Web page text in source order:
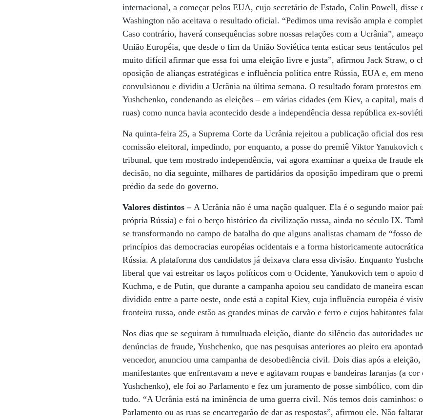
internacional, a começar pelos EUA, cujo secretário de Estado, Colin Powell, disse
Washington não aceitava o resultado oficial. “Pedimos uma revisão ampla e
Caso contrário, haverá consequências sobre nossas relações com a Ucrânia”,
União Européia, que desde o fim da União Soviética tenta esticar seus tentáculos
muito difícil afirmar que essa foi uma eleição livre e justa”, afirmou Jack Straw, o
oposição de alianças estratégicas e influência política entre Rússia, EUA e, em
convulsionou e dividiu a Ucrânia na última semana. O resultado foram protestos
Yushchenko, condenando as eleições – em várias cidades (em Kiev, a capital, mais
ruas) como nunca havia acontecido desde a independência dessa república ex-
Na quinta-feira 25, a Suprema Corte da Ucrânia rejeitou a publicação oficial dos
comissão eleitoral, impedindo, por enquanto, a posse do premiê Viktor Yanukovich
tribunal, que tem mostrado independência, vai agora examinar a queixa de fraude
decisão, no dia seguinte, milhares de partidários da oposição impediram que o
prédio da sede do governo.
Valores distintos –A Ucrânia não é uma nação qualquer. Ela é o segundo maior
própria Rússia) e foi o berço histórico da civilização russa, ainda no século IX.
se transformando no campo de batalha do que alguns analistas chamam de “fosso
princípios das democracias européias ocidentais e a forma historicamente
Rússia. A plataforma dos candidatos já deixava clara essa divisão. Enquanto
liberal que vai estreitar os laços políticos com o Ocidente, Yanukovich tem o apoio
Kuchma, e de Putin, que durante a campanha apoiou seu candidato de maneira
dividido entre a parte oeste, onde está a capital Kiev, cuja influência européia é
fronteira russa, onde estão as grandes minas de carvão e ferro e cujos habitantes
Nos dias que se seguiram à tumultuada eleição, diante do silêncio das autoridades
denúncias de fraude, Yushchenko, que nas pesquisas anteriores ao pleito era
vencedor, anunciou uma campanha de desobediência civil. Dois dias após a
manifestantes que enfrentavam a neve e agitavam roupas e bandeiras laranjas (a cor
Yushchenko), ele foi ao Parlamento e fez um juramento de posse simbólico, com
tudo. “A Ucrânia está na iminência de uma guerra civil. Nós temos dois caminhos:
Parlamento ou as ruas se encarregarão de dar as respostas”, afirmou ele. Não